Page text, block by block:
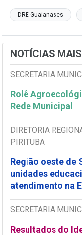
DRE Guaianases
NOTÍCIAS
SECRETARIA
Rolê
Rede Municipal
DIRETORIA
PIRITUBA
Região oeste de
unidades
atendimento na
SECRETARIA
Resultados do